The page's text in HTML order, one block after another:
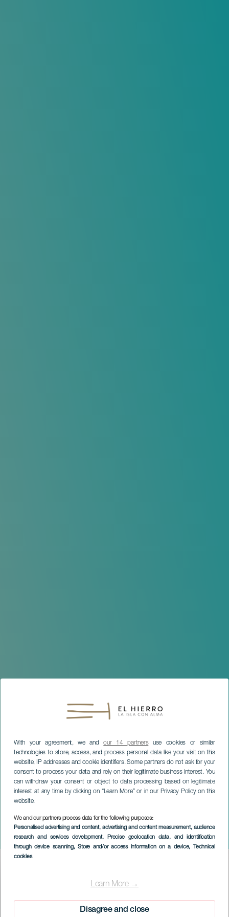
With your agreement, we andour 14 partnersuse cookies or similar
technologies to store, access, and process personal data like your visit on this
website, IP addresses and cookie identifiers. Some partners do not ask for your
consent to process your data and rely on their legitimate business interest. You
can withdraw your consent or object to data processing based on legitimate
interest at any time by clicking on “Learn More” or in our Privacy Policy on this
website.
We and our partners process data for the following purposes:
Personalised advertising and content, advertising and content measurement, audience
research and services development, Precise geolocation data, and identification
through device scanning, Store and/or access information on a device, Technical
cookies
Learn More →
Disagree and close
Uudenvuodenaaton kellot
EL HIERRO